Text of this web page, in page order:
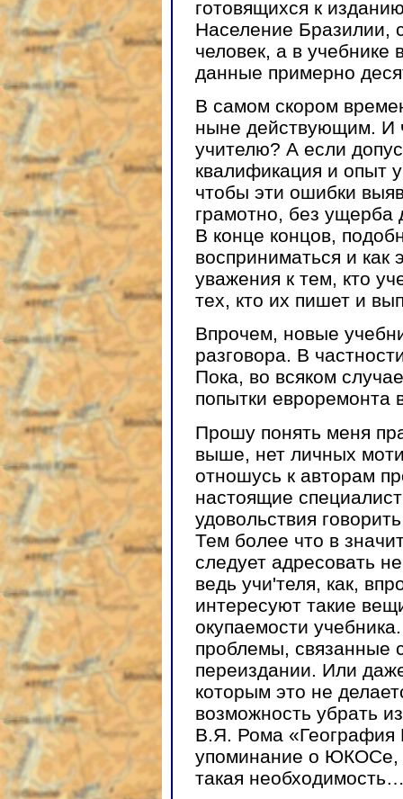
готовящихся к
Население Бразилии,
человек, а в
данные примерно
В самом скором
ныне действующим. И
учителю? А если
квалификация и опыт
чтобы эти ошибки
грамотно, без ущерба
В конце концов,
восприниматься и как
уважения к тем, кто
тех, кто их пишет и
Впрочем, новые
разговора. В
Пока, во всяком
попытки
Прошу понять меня
выше, нет личных
отношусь к авторам
настоящие
удовольствия
Тем более что в
следует адресовать
ведь учи'теля, как,
интересуют такие
окупаемости
проблемы, связанные
переиздании. Или
которым это не
возможность убрать
В.Я. Рома «География
упоминание о ЮКОСе,
такая